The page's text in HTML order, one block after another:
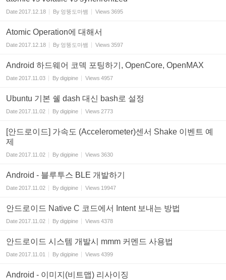
Date2017.12.18 By 엉뚱도마뱀 Views 3695
Atomic Operation에 대해서
Date2017.12.18 By 엉뚱도마뱀 Views 3597
Android 하드웨어 코덱 포팅하기, OpenCore, OpenMAX
Date2017.11.03 Bydigipine Views 4957
Ubuntu 기본 쉘 dash 대신 bash로 설정
Date2017.11.02 Bydigipine Views 2773
[안드로이드] 가속도 (Accelerometer)센서 Shake 이벤트 예
제
Date2017.11.02 Bydigipine Views 3630
Android - 블루투스 BLE 개발하기
Date2017.11.02 Bydigipine Views 19947
안드로이드 Native C 코드에서 Intent 보내는 방법
Date2017.11.02 Bydigipine Views 4378
안드로이드 시스템 개발시 mmm 커멘드 사용법
Date2017.11.01 Bydigipine Views 4399
Android - 이미지(비트맵) 리사이징